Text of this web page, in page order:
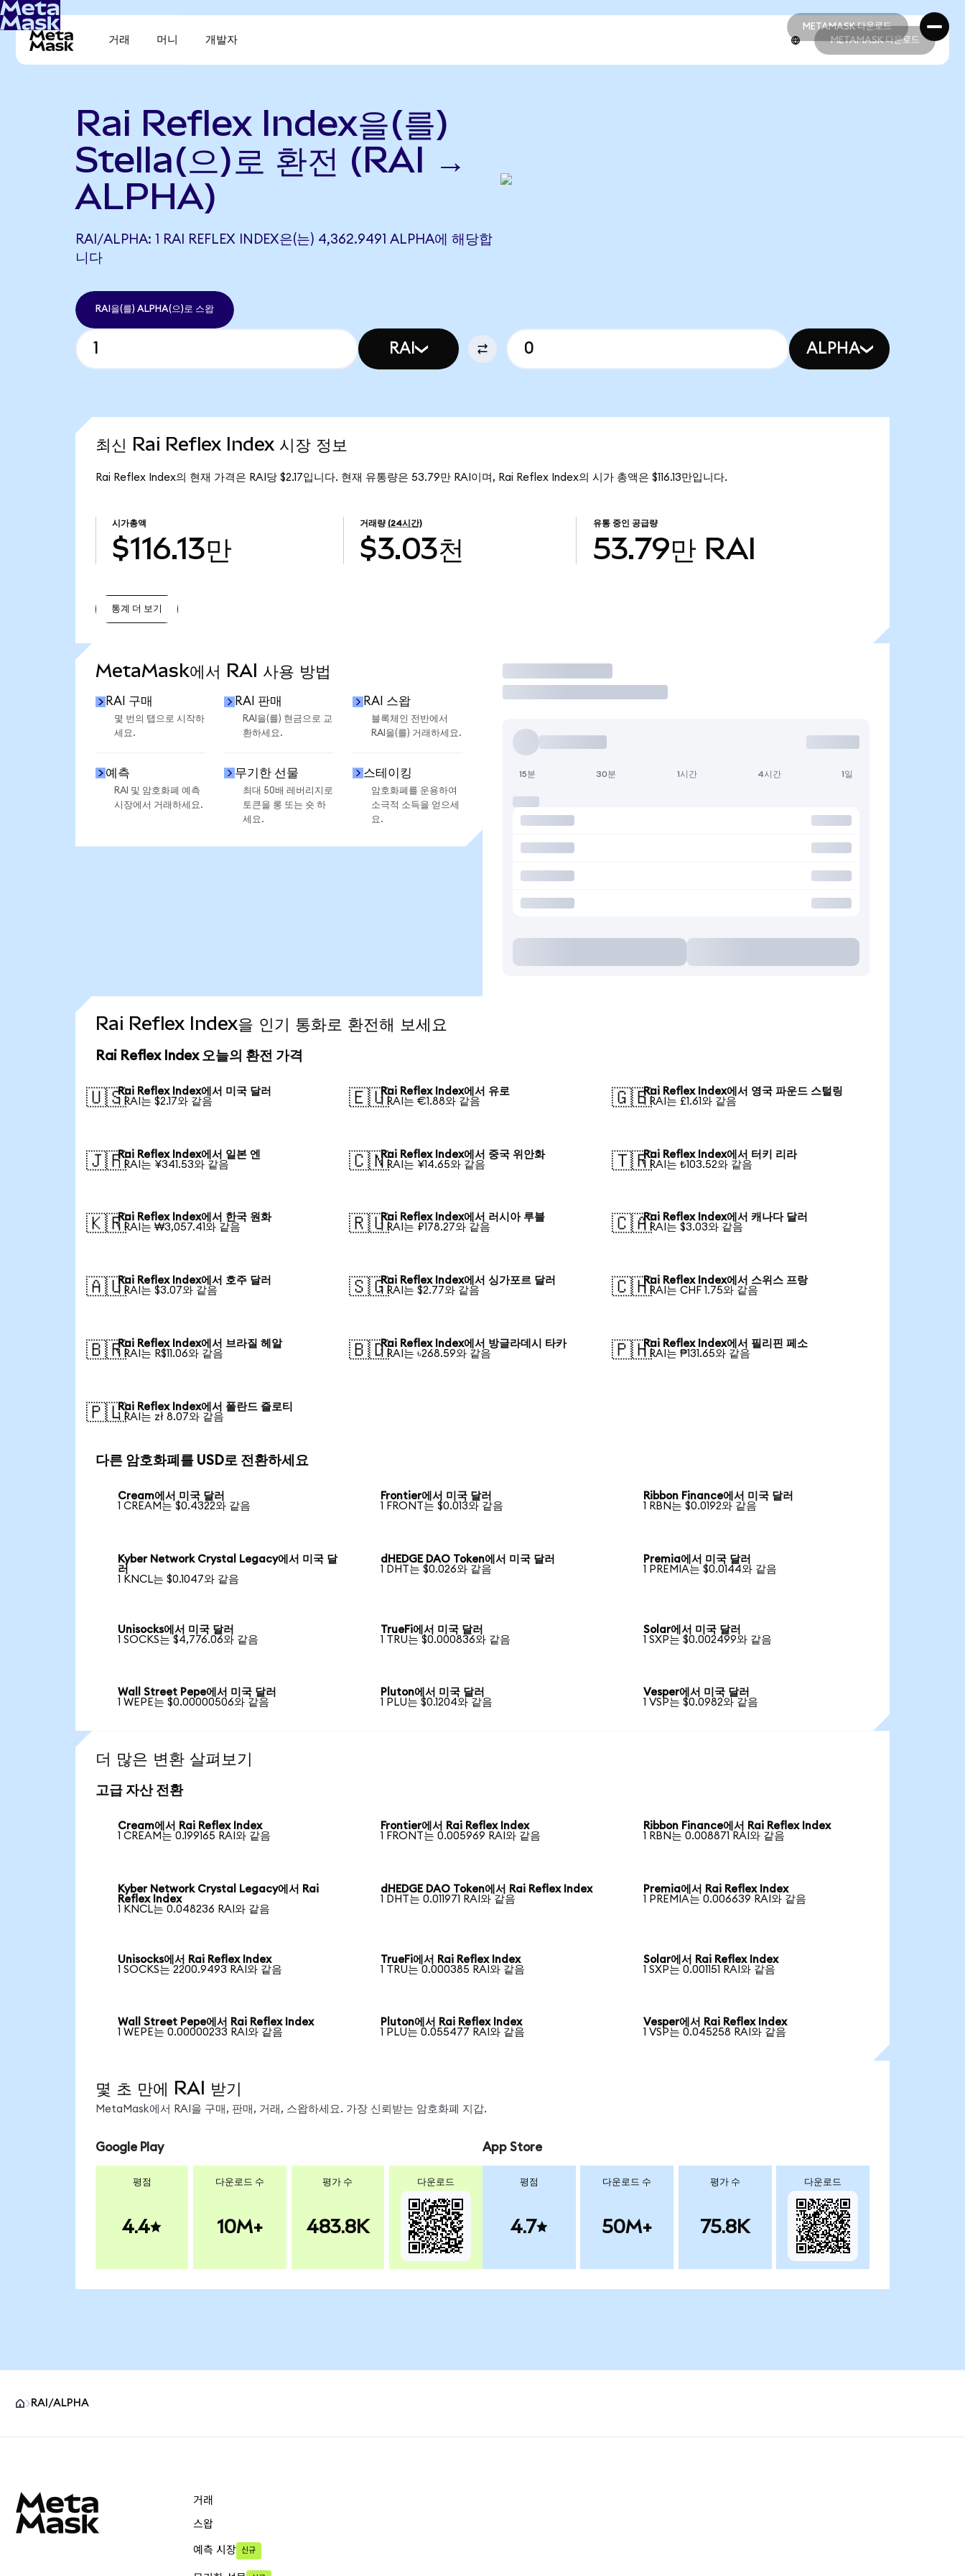
METAMASK 다운로드
METAMASK 다운로드
거래 머니 개발자 METAMASK 다운로드
Rai Reflex Index을(를)
Stella(으)로 환전 (RAI →
ALPHA)
RAI/ALPHA: 1 RAI REFLEX INDEX은(는) 4,362.9491 ALPHA에 해당합
니다
RAI을(를) ALPHA(으)로 스왑
RAI ALPHA
최신 Rai Reflex Index 시장 정보
Rai Reflex Index의 현재 가격은 RAI당 $2.17입니다. 현재 유통량은 53.79만 RAI이며, Rai Reflex Index의 시가 총액은 $116.13만입니다.
시가총액
$116.13만
거래량 (24시간)
$3.03천
유통 중인 공급량
53.79만 RAI
통계 더 보기
MetaMask에서 RAI 사용 방법
RAI 구매
몇 번의 탭으로 시작하
세요.
RAI 판매
RAI을(를) 현금으로 교
환하세요.
RAI 스왑
블록체인 전반에서
RAI을(를) 거래하세요.
예측
RAI 및 암호화폐 예측
시장에서 거래하세요.
무기한 선물
최대 50배 레버리지로
토큰을 롱 또는 숏 하
세요.
스테이킹
암호화폐를 운용하여
소극적 소득을 얻으세
요.
거래
15분 30분 1시간 4시간 1일
Rai Reflex Index을 인기 통화로 환전해 보세요
Rai Reflex Index 오늘의 환전 가격
🇺🇸Rai Reflex Index에서 미국 달러
1 RAI는 $2.17와 같음
🇪🇺Rai Reflex Index에서 유로
1 RAI는 €1.88와 같음
🇬🇧Rai Reflex Index에서 영국 파운드 스털링
1 RAI는 £1.61와 같음
🇯🇵Rai Reflex Index에서 일본 엔
1 RAI는 ¥341.53와 같음
🇨🇳Rai Reflex Index에서 중국 위안화
1 RAI는 ¥14.65와 같음
🇹🇷Rai Reflex Index에서 터키 리라
1 RAI는 ₺103.52와 같음
🇰🇷Rai Reflex Index에서 한국 원화
1 RAI는 ₩3,057.41와 같음
🇷🇺Rai Reflex Index에서 러시아 루블
1 RAI는 ₽178.27와 같음
🇨🇦Rai Reflex Index에서 캐나다 달러
1 RAI는 $3.03와 같음
🇦🇺Rai Reflex Index에서 호주 달러
1 RAI는 $3.07와 같음
🇸🇬Rai Reflex Index에서 싱가포르 달러
1 RAI는 $2.77와 같음
🇨🇭Rai Reflex Index에서 스위스 프랑
1 RAI는 CHF 1.75와 같음
🇧🇷Rai Reflex Index에서 브라질 헤알
1 RAI는 R$11.06와 같음
🇧🇩Rai Reflex Index에서 방글라데시 타카
1 RAI는 ৳268.59와 같음
🇵🇭Rai Reflex Index에서 필리핀 페소
1 RAI는 ₱131.65와 같음
🇵🇱Rai Reflex Index에서 폴란드 즐로티
1 RAI는 zł 8.07와 같음
다른 암호화폐를 USD로 전환하세요
Cream에서 미국 달러
1 CREAM는 $0.4322와 같음
Frontier에서 미국 달러
1 FRONT는 $0.013와 같음
Ribbon Finance에서 미국 달러
1 RBN는 $0.0192와 같음
Kyber Network Crystal Legacy에서 미국 달
러
1 KNCL는 $0.1047와 같음
dHEDGE DAO Token에서 미국 달러
1 DHT는 $0.026와 같음
Premia에서 미국 달러
1 PREMIA는 $0.0144와 같음
Unisocks에서 미국 달러
1 SOCKS는 $4,776.06와 같음
TrueFi에서 미국 달러
1 TRU는 $0.000836와 같음
Solar에서 미국 달러
1 SXP는 $0.002499와 같음
Wall Street Pepe에서 미국 달러
1 WEPE는 $0.00000506와 같음
Pluton에서 미국 달러
1 PLU는 $0.1204와 같음
Vesper에서 미국 달러
1 VSP는 $0.0982와 같음
더 많은 변환 살펴보기
고급 자산 전환
Cream에서 Rai Reflex Index
1 CREAM는 0.199165 RAI와 같음
Frontier에서 Rai Reflex Index
1 FRONT는 0.005969 RAI와 같음
Ribbon Finance에서 Rai Reflex Index
1 RBN는 0.008871 RAI와 같음
Kyber Network Crystal Legacy에서 Rai
Reflex Index
1 KNCL는 0.048236 RAI와 같음
dHEDGE DAO Token에서 Rai Reflex Index
1 DHT는 0.011971 RAI와 같음
Premia에서 Rai Reflex Index
1 PREMIA는 0.006639 RAI와 같음
Unisocks에서 Rai Reflex Index
1 SOCKS는 2200.9493 RAI와 같음
TrueFi에서 Rai Reflex Index
1 TRU는 0.000385 RAI와 같음
Solar에서 Rai Reflex Index
1 SXP는 0.001151 RAI와 같음
Wall Street Pepe에서 Rai Reflex Index
1 WEPE는 0.00000233 RAI와 같음
Pluton에서 Rai Reflex Index
1 PLU는 0.055477 RAI와 같음
Vesper에서 Rai Reflex Index
1 VSP는 0.045258 RAI와 같음
몇 초 만에 RAI 받기
MetaMask에서 RAI을 구매, 판매, 거래, 스왑하세요. 가장 신뢰받는 암호화폐 지갑.
Google Play
평점
4.4
다운로드 수
10M+
평가 수
483.8K
다운로드
App Store
평점
4.7
다운로드 수
50M+
평가 수
75.8K
다운로드
RAI/ALPHA
거래
스왑
예측 시장 신규